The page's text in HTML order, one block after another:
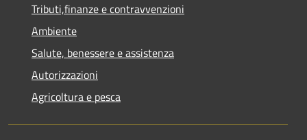
Tributi,finanze e contravvenzioni
Ambiente
Salute, benessere e assistenza
Autorizzazioni
Agricoltura e pesca